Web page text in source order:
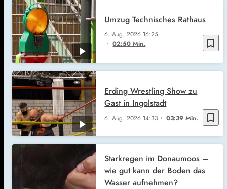
bookmark_border
6. Aug. 2026 16:25
02:50 Min.
Umzug Technisches Rathaus
bookmark_border
6. Aug. 2026 14:33 03:39 Min.
Erding Wrestling Show zu
Gast in Ingolstadt
Starkregen im Donaumoos –
wie gut kann der Boden das
Wasser aufnehmen?